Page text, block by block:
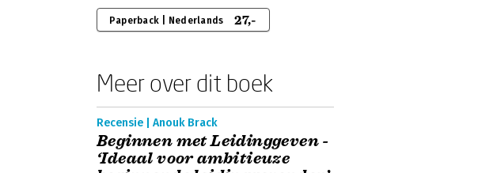
Paperback | Nederlands 27,-
Meer over dit boek
Recensie | Anouk Brack
Beginnen met Leidinggeven -
‘Ideaal voor ambitieuze